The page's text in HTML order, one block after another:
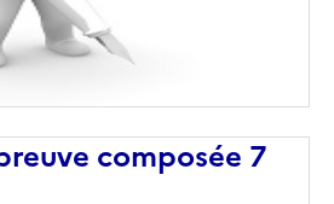
composée 7